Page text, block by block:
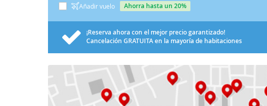
Añadir vuelo ahorra hasta un 20%
¡Reserva ahora con el mejor precio garantizado!
Cancelación GRATUITAen la mayoría de habitaciones